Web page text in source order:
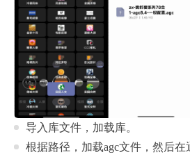
导入库文件，加载库。
根据路径，加载agc文件，然后